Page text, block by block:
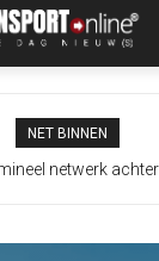
NET BINNEN
netwerk